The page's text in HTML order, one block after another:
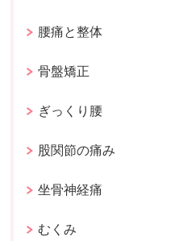
腰痛と整体
骨盤矯正
ぎっくり腰
股関節の痛み
坐骨神経痛
むくみ